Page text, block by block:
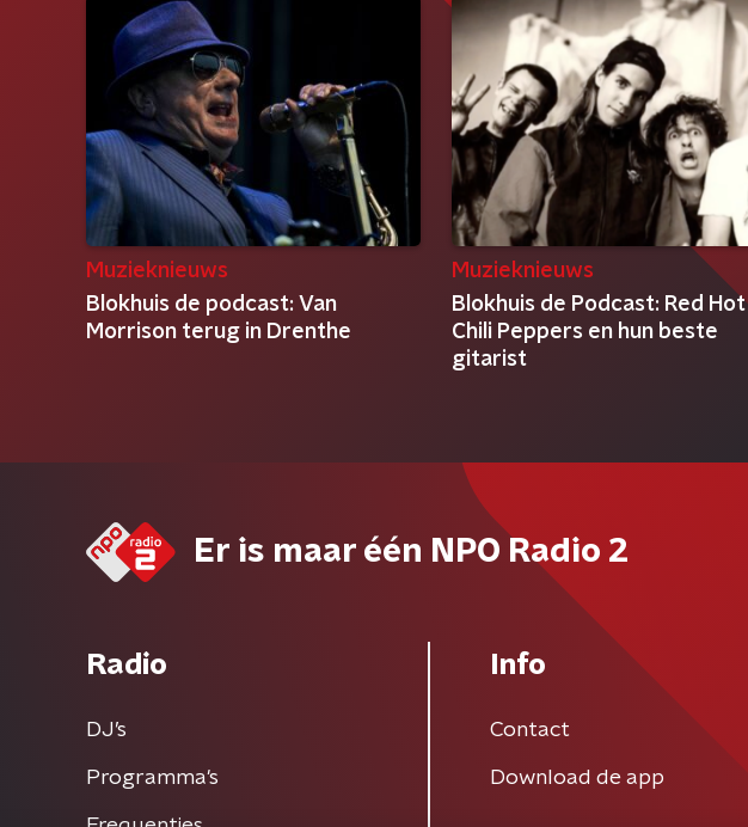
Muzieknieuws
Blokhuis de podcast: Van
Morrison terug in Drenthe
Muzieknieuws
Blokhuis de Podcast: Red Hot
Chili Peppers en hun beste
gitarist
Er is maar één NPO Radio 2
Radio
DJ’s
Programma's
Info
Contact
Download de app